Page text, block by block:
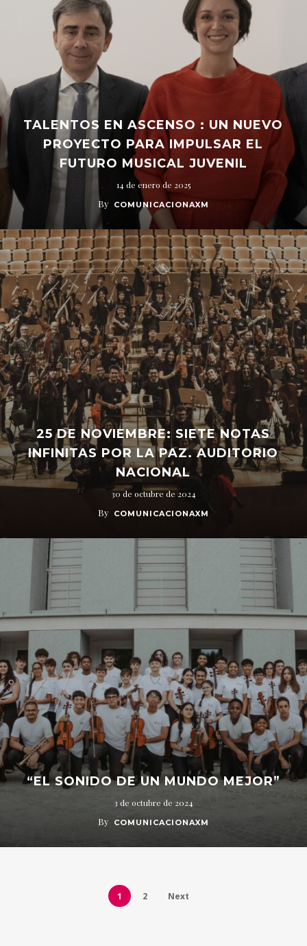
TALENTOS EN ASCENSO : UN NUEVO
PROYECTO PARA IMPULSAR EL
FUTURO MUSICAL JUVENIL
14 de enero de 2025
By COMUNICACIONAXM
25 DE NOVIEMBRE: SIETE NOTAS
INFINITAS POR LA PAZ. AUDITORIO
NACIONAL
30 de octubre de 2024
By COMUNICACIONAXM
“EL SONIDO DE UN MUNDO MEJOR”
3 de octubre de 2024
By COMUNICACIONAXM
1 2 Next